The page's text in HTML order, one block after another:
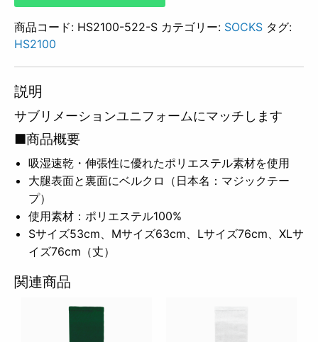
商品コード: HS2100-522-S カテゴリー: SOCKS タグ:
HS2100
説明
サブリメーションユニフォームにマッチします
■商品概要
吸湿速乾・伸張性に優れたポリエステル素材を使用
大腿表面と裏面にベルクロ（日本名：マジックテー
プ）
使用素材：ポリエステル100%
Sサイズ53cm、Mサイズ63cm、Lサイズ76cm、XLサ
イズ76cm（丈）
関連商品